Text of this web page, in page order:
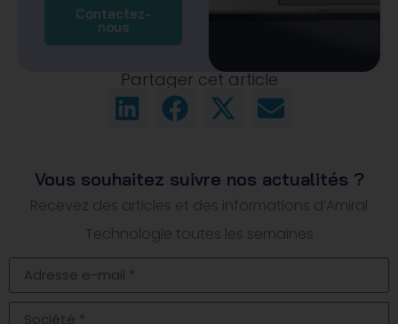
Contactez-
nous
Partager cet article
Vous souhaitez suivre nos actualités ?
Recevez des articles et des informations d’Amiral
Technologie toutes les semaines